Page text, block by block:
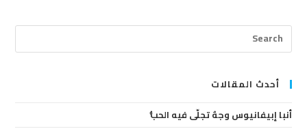
أحدث المقالات
أنبا إبيفانيوس وجهٌ تجلّى فيه الحبُّ